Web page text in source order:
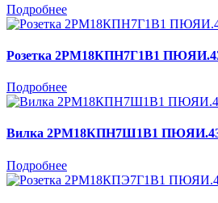
Подробнее
Розетка 2РМ18КПН7Г1В1
Подробнее
Вилка 2РМ18КПН7Ш1В1
Подробнее